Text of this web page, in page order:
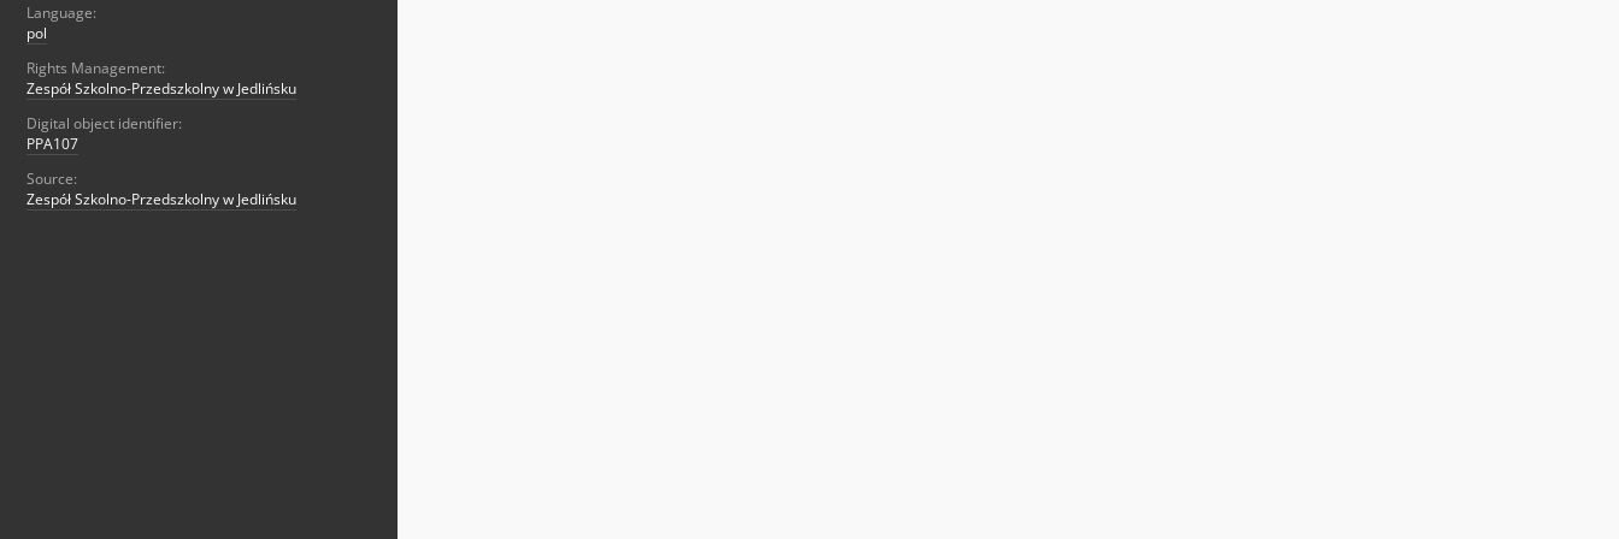
Language:
pol
Rights Management:
Zespół Szkolno-Przedszkolny w Jedlińsku
Digital object identifier:
PPA107
Source:
Zespół Szkolno-Przedszkolny w Jedlińsku